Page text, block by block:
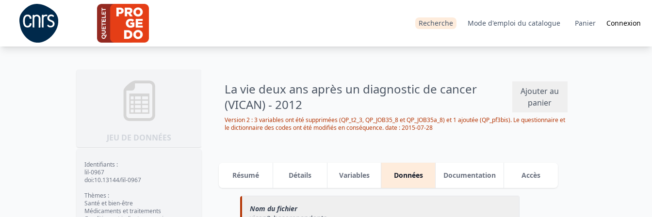
Recherche Mode d'emploi du catalogue Panier Connexion
JEU DE DONNÉES
La vie deux ans après un diagnostic de cancer
(VICAN) - 2012
Ajouter au
panier
Version 2 : 3 variables ont été supprimées (QP_t2_3, QP_JOB35_8 et QP_JOB35a_8) et 1 ajoutée (QP_pf3bis). Le questionnaire et
le dictionnaire des codes ont été modifiés en conséquence.date :2015-07-28
Identifiants :
lil-0967
doi:10.13144/lil-0967
Thèmes :
Santé et bien-être
Médicaments et traitements
Résumé Détails Variables Données Documentation Accès
Nom du fichier